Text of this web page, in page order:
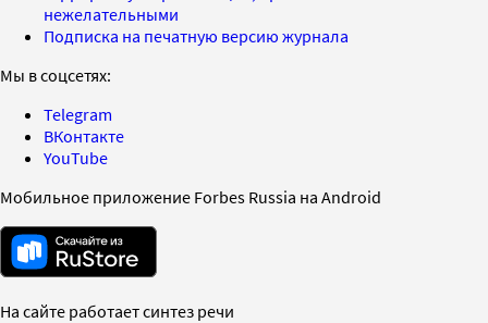
нежелательными
Подписка на печатную версию журнала
Мы в соцсетях:
Telegram
ВКонтакте
YouTube
Мобильное приложение Forbes Russia на Android
На сайте работает синтез речи